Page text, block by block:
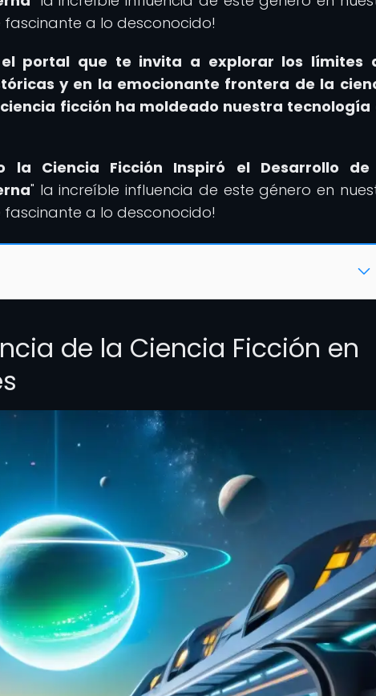
a lo desconocido!
el portal que te invita a explorar los límites
y en la emocionante frontera de la
ficción ha moldeado nuestra tecnología
la Ciencia Ficción Inspiró el Desarrollo
" la increíble influencia de este género en
a lo desconocido!
de la Ciencia Ficción en